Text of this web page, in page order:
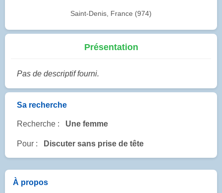
Saint-Denis, France (974)
Présentation
Pas de descriptif fourni.
Sa recherche
Recherche : Une femme
Pour : Discuter sans prise de tête
À propos